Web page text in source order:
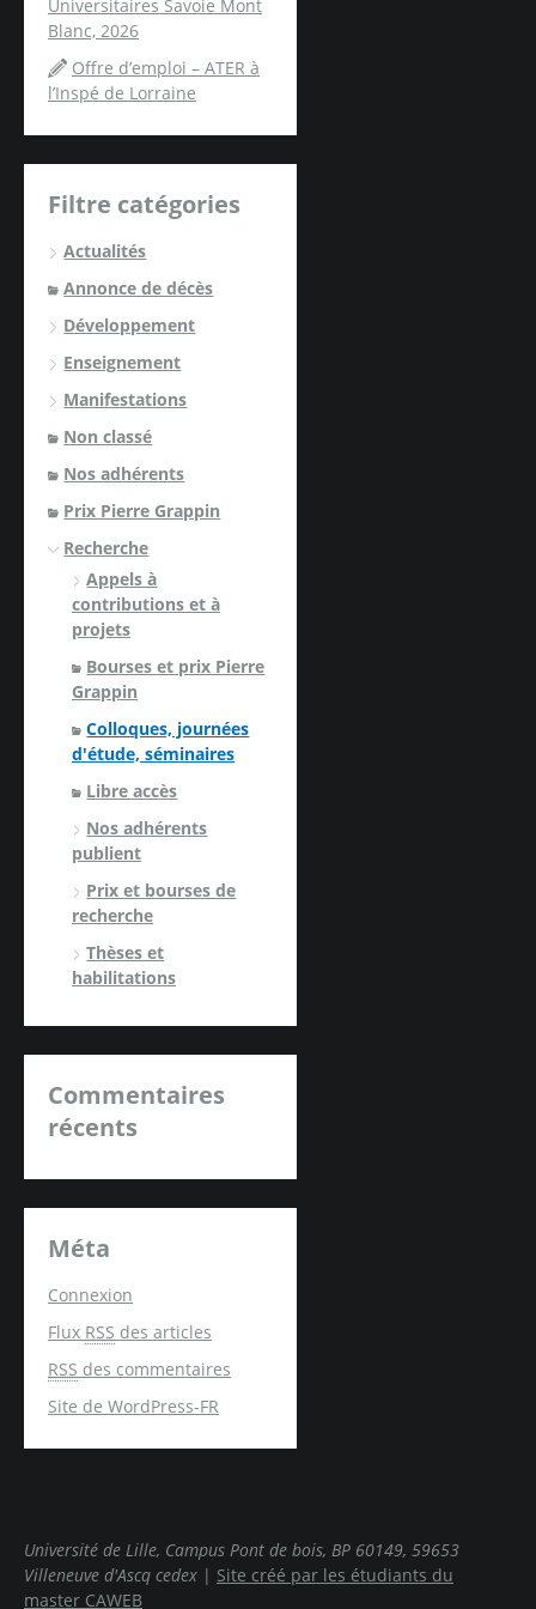
Universitaires Savoie Mont
Blanc, 2026
Offre d’emploi – ATER à
l’Inspé de Lorraine
Filtre catégories
Actualités
Annonce de décès
Développement
Enseignement
Manifestations
Non classé
Nos adhérents
Prix Pierre Grappin
Recherche
Appels à
contributions et à
projets
Bourses et prix Pierre
Grappin
Colloques, journées
d'étude, séminaires
Libre accès
Nos adhérents
publient
Prix et bourses de
recherche
Thèses et
habilitations
Commentaires
récents
Méta
Connexion
Flux RSS des articles
RSS des commentaires
Site de WordPress-FR
Université de Lille, Campus Pont de bois, BP 60149, 59653
Villeneuve d'Ascq cedex | Site créé par les étudiants du
master CAWEB